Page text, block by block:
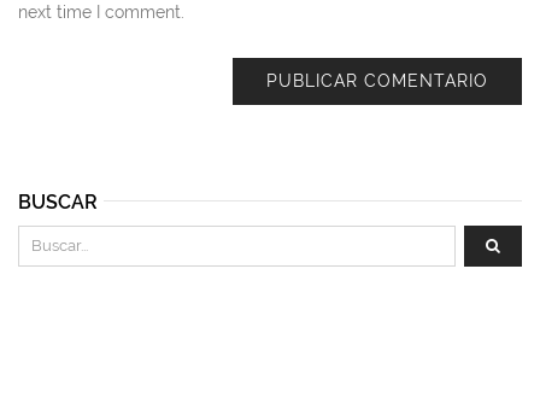
next time I comment.
BUSCAR